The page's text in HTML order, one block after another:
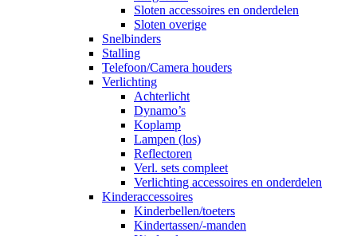
Sloten accessoires en onderdelen
Sloten overige
Snelbinders
Stalling
Telefoon/Camera houders
Verlichting
Achterlicht
Dynamo’s
Koplamp
Lampen (los)
Reflectoren
Verl. sets compleet
Verlichting accessoires en onderdelen
Kinderaccessoires
Kinderbellen/toeters
Kindertassen/-manden